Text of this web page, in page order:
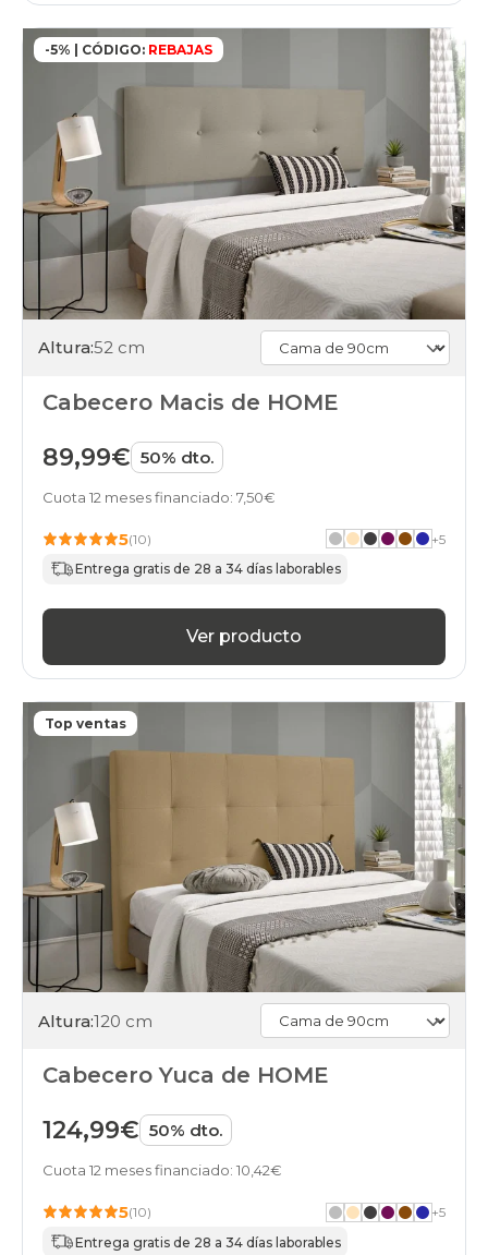
-5% | CÓDIGO: REBAJAS
Altura:52 cm
Cabecero Macis de HOME
89,99€ 50% dto.
Cuota 12 meses financiado: 7,50€
5(10) +5
Entrega gratis de 28 a 34 días laborables
Ver producto
Top ventas
Altura:120 cm
Cabecero Yuca de HOME
124,99€ 50% dto.
Cuota 12 meses financiado: 10,42€
5(10) +5
Entrega gratis de 28 a 34 días laborables